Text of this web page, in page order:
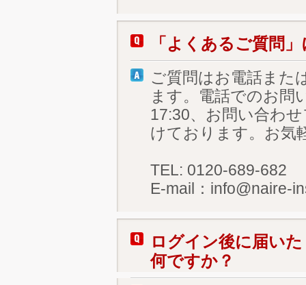
「よくあるご質問
ご質問はお電話また
ます。電話でのお問
17:30、お問い合わ
けております。お気
TEL: 0120-689-682
E-mail：info@naire-
ログイン後に届い
何ですか？